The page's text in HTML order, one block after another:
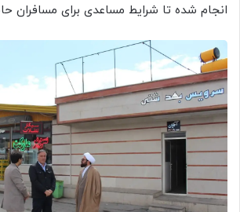
انجام شده تا شرایط مساعدی برای مسافران